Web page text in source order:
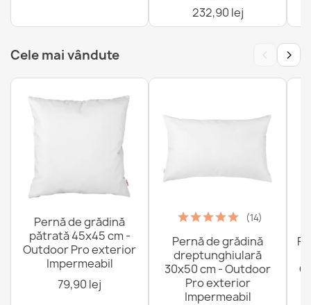
232,90 lej
Cele mai vândute ‹ ›
Pernă de grădină
pătrată 45x45 cm -
Outdoor Pro exterior
Impermeabil
79,90 lej
(14)
Pernă de grădină
dreptunghiulară
30x50 cm - Outdoor
Pro exterior
Impermeabil